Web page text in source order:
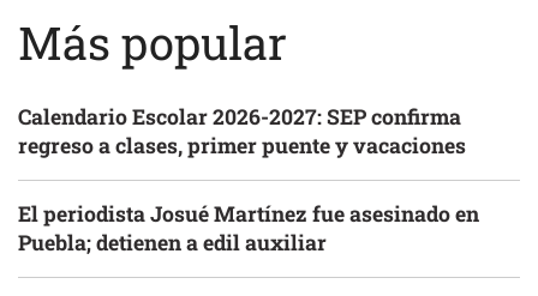
Más popular
Calendario Escolar 2026-2027: SEP confirma
regreso a clases, primer puente y vacaciones
El periodista Josué Martínez fue asesinado en
Puebla; detienen a edil auxiliar